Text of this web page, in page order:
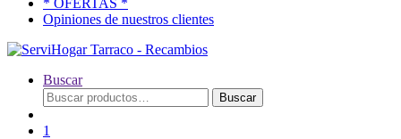
* OFERTAS *
Opiniones de nuestros clientes
Buscar
Buscar
por:
Buscar
1